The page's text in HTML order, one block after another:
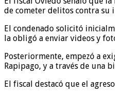
de cometer delitos contra su
El condenado solicitó
la obligó a enviar videos y
Posteriormente, empezó a
Rapipago, y a través de una
El fiscal destacó que el